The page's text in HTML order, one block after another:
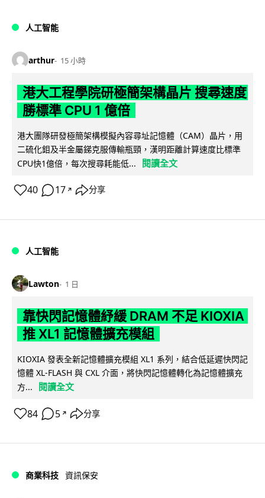
人工智能
arthur 15 小時
港大工程學院研極簡架構晶片 搜尋速度
勝標準 CPU 1 億倍
港大團隊研發極簡架構模擬內容尋址記憶體（CAM）晶片，用
二硫化鉬及半金屬銻克服傳輸瓶頸，漢明距離計算速度比標準
CPU快1億倍，每次搜尋耗能低...
閱讀全文
40 17 ↗ 分享
人工智能
Lawton 1 日
靠快閃記憶體紓緩 DRAM 不足 KIOXIA
推 XL1 記憶體擴充模組
KIOXIA 發表全新記憶體擴充模組 XL1 系列，結合低延遲快閃記
憶體 XL-FLASH 與 CXL 介面，將快閃記憶體轉化為記憶體擴充
方...
閱讀全文
84 5 ↗ 分享
商業科技 資訊保安